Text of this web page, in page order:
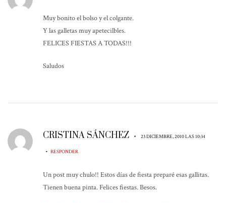
Muy bonito el bolso y el colgante.
Y las galletas muy apetecilbles.
FELICES FIESTAS A TODAS!!!
Saludos
CRISTINA SÁNCHEZ • 23 DICIEMBRE, 2010 LAS 10:34
• RESPONDER
Un post muy chulo!! Estos días de fiesta preparé esas gallitas.
Tienen buena pinta. Felices fiestas. Besos.